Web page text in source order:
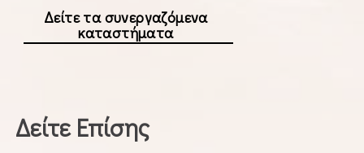
Δείτε τα συνεργαζόμενα
καταστήματα
Δείτε Επίσης